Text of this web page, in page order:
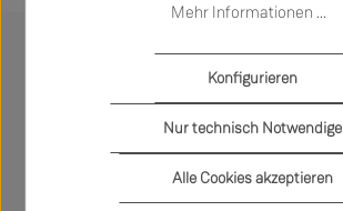
Mehr Informationen ...
Nur technisch Notwendige
Konfigurieren
Alle Cookies akzeptieren